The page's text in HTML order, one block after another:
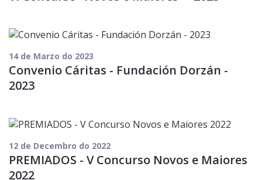
14 de Marzo do 2023
Convenio Cáritas - Fundación Dorzán -
2023
12 de Decembro do 2022
PREMIADOS - V Concurso Novos e Maiores
2022